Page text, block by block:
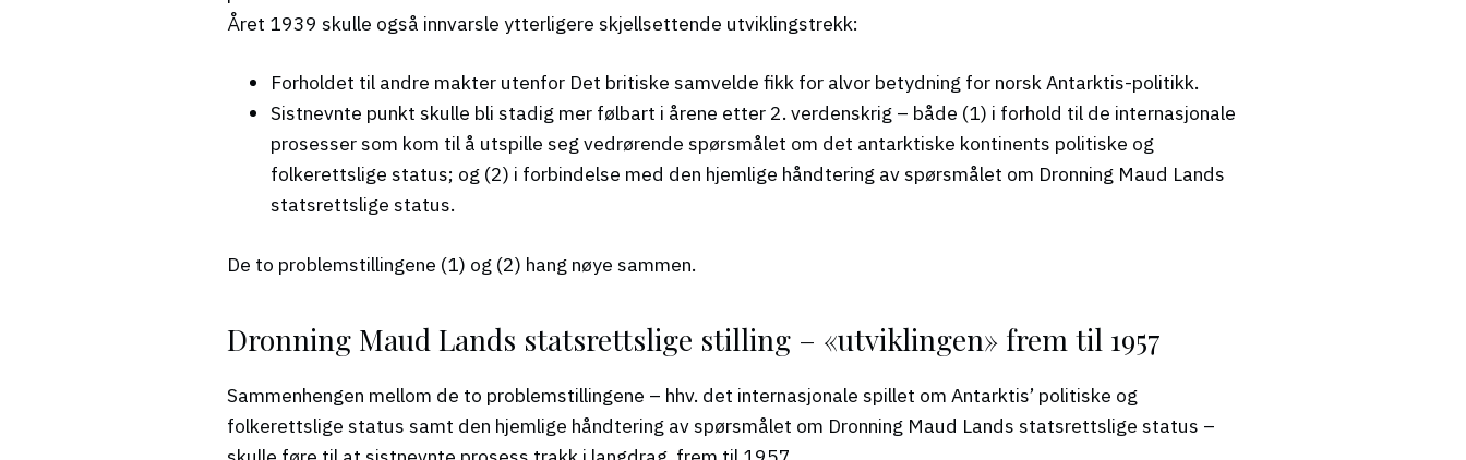
Året 1939 skulle også innvarsle ytterligere skjellsettende utviklingstrekk:
Forholdet til andre makter utenfor Det britiske samvelde fikk for alvor betydning for norsk Antarktis-politikk.
Sistnevnte punkt skulle bli stadig mer følbart i årene etter 2. verdenskrig – både (1) i forhold til de internasjonale
prosesser som kom til å utspille seg vedrørende spørsmålet om det antarktiske kontinents politiske og
folkerettslige status; og (2) i forbindelse med den hjemlige håndtering av spørsmålet om Dronning Maud Lands
statsrettslige status.
De to problemstillingene (1) og (2) hang nøye sammen.
Dronning Maud Lands statsrettslige stilling – «utviklingen» frem til 1957
Sammenhengen mellom de to problemstillingene – hhv. det internasjonale spillet om Antarktis’ politiske og
folkerettslige status samt den hjemlige håndtering av spørsmålet om Dronning Maud Lands statsrettslige status –